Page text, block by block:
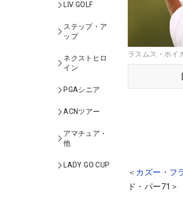
LIV GOLF
ステップ・ア
ップ
ネクストヒロ
イン
PGAシニア
ACNツアー
アマチュア・
他
LADY GO CUP
ラスムス・ホイ
＜ カズー・フ
ド・パー71＞